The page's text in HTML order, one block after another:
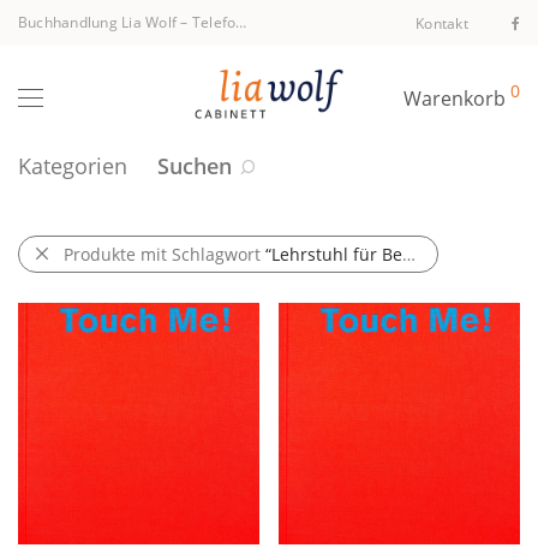
Buchhandlung Lia Wolf– Telefon +43 1 512 40 94 Kontakt
Warenkorb 0
Kategorien Suchen
Produkte mit Schlagwort “Lehrstuhl für Benutzeroberfläche, ETH Zürich”